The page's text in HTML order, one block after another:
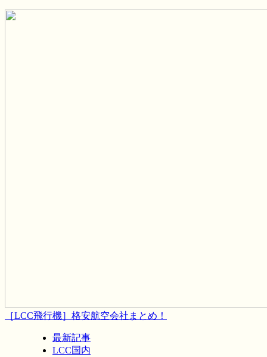
［LCC飛行機］格安航空会社まとめ！
最新記事
LCC国内